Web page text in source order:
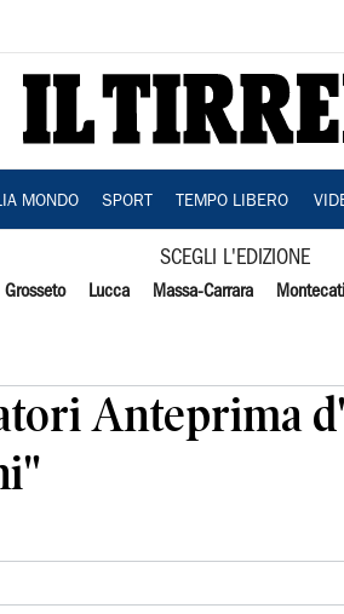
MONDO SPORT TEMPO LIBERO
SCEGLI L'EDIZIONE
Grosseto Lucca Massa-Carrara
Anteprima